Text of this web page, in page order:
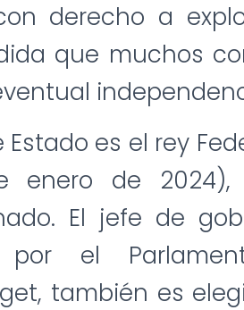
derecho a
que muchos
Estado es el rey
enero de
El jefe de
por el
también es